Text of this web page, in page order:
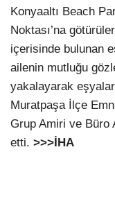
Konyaaltı Beach
Noktası’na
içerisinde bulunan
ailenin mutluğu
yakalayarak
Muratpaşa İlçe
Grup Amiri ve Büro
etti. >>>İHA